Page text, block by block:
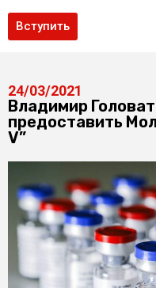
Вступить
24/03/2021
Владимир
предоставить
V”